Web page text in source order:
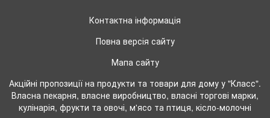
Контактна інформація
Повна версія сайту
Мапа сайту
Акційні пропозиції на продукти та товари для дому у "Класс".
Власна пекарня, власне виробництво, власні торгові марки,
кулінарія, фрукти та овочі, м'ясо та птиця, кісло-молочні